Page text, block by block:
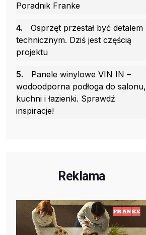
Poradnik Franke
4.
Osprzęt przestał być detalem
technicznym. Dziś jest częścią
projektu
5.
Panele winylowe VIN IN –
wodoodporna podłoga do salonu,
kuchni i łazienki. Sprawdź
inspiracje!
Reklama